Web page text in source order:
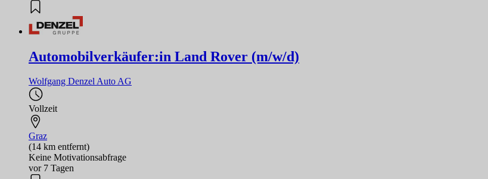
Automobilverkäufer:in Land Rover (m/w/d)
Wolfgang Denzel Auto AG
Vollzeit
Graz
(14 km entfernt)
Keine Motivationsabfrage
vor 7 Tagen